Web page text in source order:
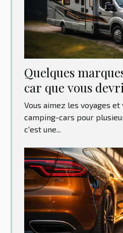
Quelques
car que vous
Vous aimez les voyages
camping-cars pour
c'est une...